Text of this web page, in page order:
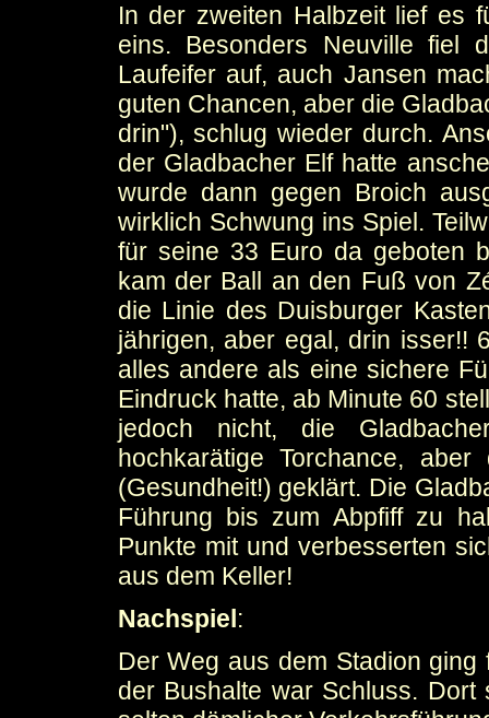
In der zweiten Halbzeit lief es
eins. Besonders Neuville fiel
Laufeifer auf, auch Jansen
guten Chancen, aber die
drin"), schlug wieder durch.
der Gladbacher Elf hatte
wurde dann gegen Broich
wirklich Schwung ins Spiel.
für seine 33 Euro da geboten
kam der Ball an den Fuß von
die Linie des Duisburger
jährigen, aber egal, drin isser!!
alles andere als eine sichere
Eindruck hatte, ab Minute 60
jedoch nicht, die
hochkarätige Torchance,
(Gesundheit!) geklärt. Die
Führung bis zum Abpfiff zu
Punkte mit und verbesserten
aus dem Keller!
Nachspiel:
Der Weg aus dem Stadion
der Bushalte war Schluss.